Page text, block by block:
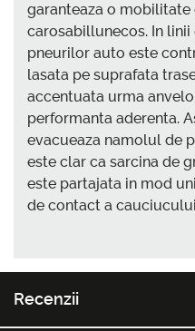
garanteaza o mobilitate
carosabillunecos. In linii
pneurilor auto este
lasata pe suprafata
accentuata urma
performanta aderenta.
evacueaza namolul de
este clar ca sarcina de
este partajata in mod
de contact a
Recenzii